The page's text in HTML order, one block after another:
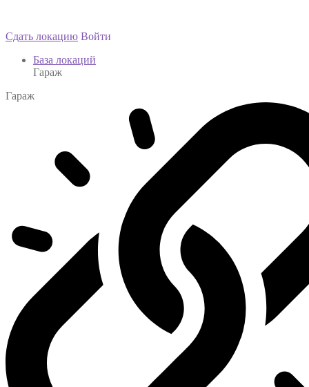
Сдать локацию Войти
База локаций
Гараж
Гараж